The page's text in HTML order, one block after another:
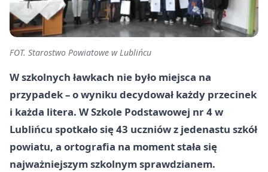
FOT. Starostwo Powiatowe w Lublińcu
W szkolnych ławkach nie było miejsca na
przypadek – o wyniku decydował każdy przecinek
i każda litera. W Szkole Podstawowej nr 4 w
Lublińcu spotkało się 43 uczniów z jedenastu szkół
powiatu, a ortografia na moment stała się
najważniejszym szkolnym sprawdzianem.